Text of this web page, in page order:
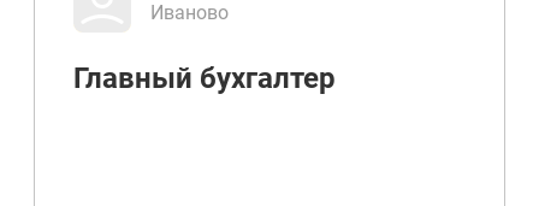
Иваново
Главный бухгалтер